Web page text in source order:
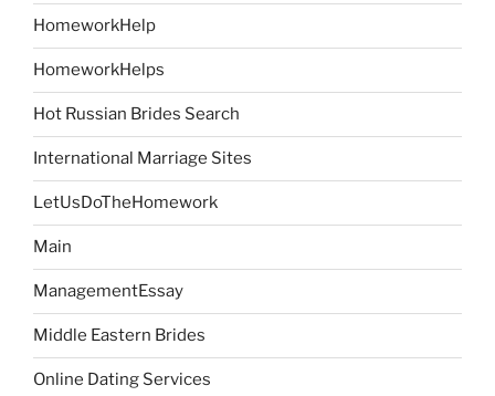
HomeworkHelp
HomeworkHelps
Hot Russian Brides Search
International Marriage Sites
LetUsDoTheHomework
Main
ManagementEssay
Middle Eastern Brides
Online Dating Services